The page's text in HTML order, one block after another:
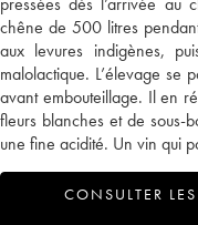
chêne de 500 litres
aux levures indigènes,
malolactique. L’élevage se
avant embouteillage. Il en
fleurs blanches et de sous-
une fine acidité. Un vin qui
CONSULTER